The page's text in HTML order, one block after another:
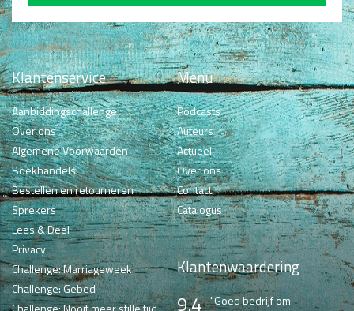
Klantenservice
Aanbiddingschallenge
Over ons
Algemene Voorwaarden
Boekhandels
Bestellen en retourneren
Sprekers
Lees & Deel
Privacy
Challenge: Marriageweek
Challenge: Gebed
Menu
Podcasts
Auteurs
Actueel
Over ons
Contact
Catalogus
Klantenwaardering
9.4 "Goed bedrijf om